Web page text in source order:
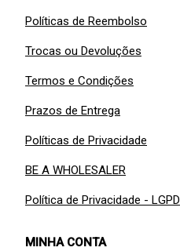
Políticas de Reembolso
Trocas ou Devoluções
Termos e Condições
Prazos de Entrega
Políticas de Privacidade
BE A WHOLESALER
Política de Privacidade - LGPD
MINHA CONTA